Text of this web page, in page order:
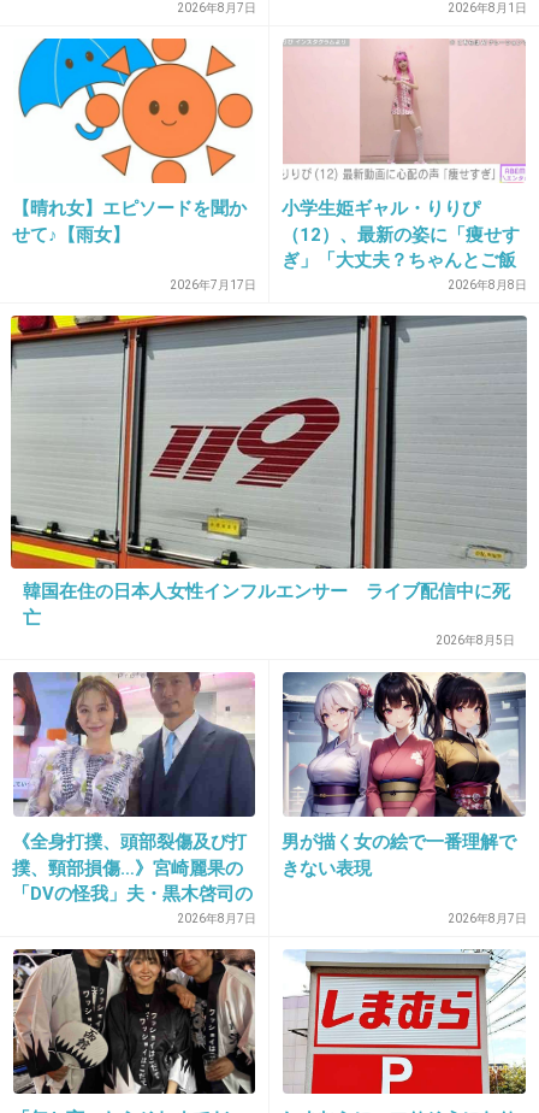
尿漏れ予防のトレーニングにもなるし、あそこ
の筋肉鍛えるのって大事なんだよね
他のblogも覗いたけど面白かった。
+40 -6
2013/05/08(水) 05:47:53
下品だけど面白くて最後まで読んじゃったｗ
そうそう！妊娠中と産後の酷かった尿漏れに、
膣ﾄﾚがいいと聞きい一生懸命やったよー！
今ではすっかりなくなったけど、油断せずにト
レーニングしとこっと！
+38
面白い子って彼氏できにくい気がする。女性ウ
ケはいいけど。
+115
2026年8月7日 2026年8月1日
【晴れ女】エピソードを聞か
せて♪【雨女】
2026年7月17日
小学生姫ギャル・りりぴ
（12）、最新の姿に「痩せす
ぎ」「大丈夫？ちゃんとご飯
食べてね」など心配の声2026年8月8日
韓国在住の日本人女性インフルエンサー ライブ配信中に死
亡
2026年8月5日
《全身打撲、頭部裂傷及び打
撲、頸部損傷…》宮崎麗果の
「DVの怪我」夫・黒木啓司の
逮捕で始まる「夫婦の闘争」
2026年8月7日
男が描く女の絵で一番理解で
きない表現
2026年8月7日